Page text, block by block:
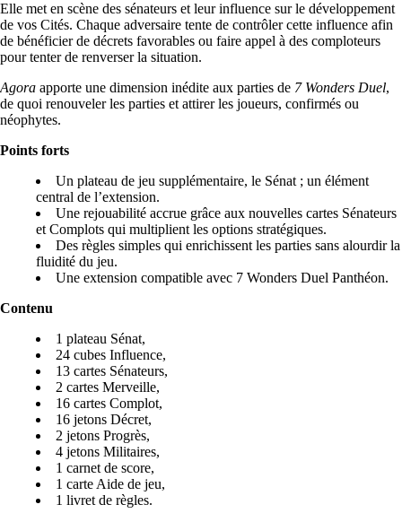
Elle met en scène des sénateurs et leur influence sur le développement
de vos Cités. Chaque adversaire tente de contrôler cette influence afin
de bénéficier de décrets favorables ou faire appel à des comploteurs
pour tenter de renverser la situation.
Agora apporte une dimension inédite aux parties de 7 Wonders Duel,
de quoi renouveler les parties et attirer les joueurs, confirmés ou
néophytes.
Points forts
Un plateau de jeu supplémentaire, le Sénat ; un élément
central de l’extension.
Une rejouabilité accrue grâce aux nouvelles cartes Sénateurs
et Complots qui multiplient les options stratégiques.
Des règles simples qui enrichissent les parties sans alourdir la
fluidité du jeu.
Une extension compatible avec 7 Wonders Duel Panthéon.
Contenu
1 plateau Sénat,
24 cubes Influence,
13 cartes Sénateurs,
2 ­cartes Merveille,
16 cartes Complot,
16 jetons Décret,
2 jetons Progrès,
4­ jetons Militaires,
1 carnet de score,
1­ carte Aide de jeu,
1 livret­ de règles.